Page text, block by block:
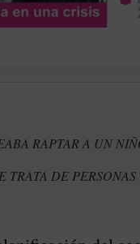
RAPTAR A UN
TRATA DE